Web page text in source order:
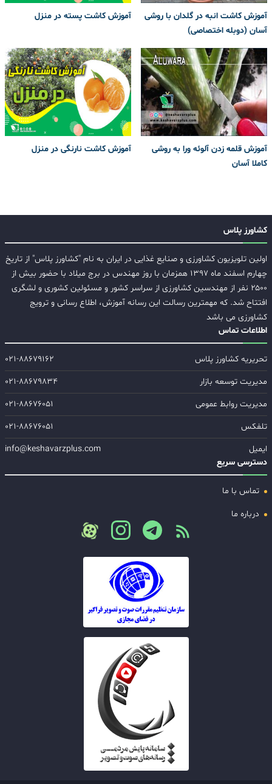
آموزش کاشت انبه در گلدان با روشی
آسان (دوبله اختصاصی)
آموزش کاشت پسته در منزل
آموزش قلمه زدن آلوئه ورا به روشی
کاملا آسان
آموزش کاشت نارنگی در منزل
کشاورز پلاس
اولین تلویزیون کشاورزی و صنایع غذایی در ایران به نام "کشاورز پلاس" از تاریخ
چهارم اسفند ماه ۱۳۹۷ همزمان با روز مهندس در برج میلاد با حضور بیش از
۲۵۰۰ نفر از مهندسین کشاورزی از سراسر کشور و مسئولین کشوری و لشگری
افتتاح شد. که مهمترین رسالت این رسانه آموزش، اطلاع رسانی و ترویج
کشاورزی می باشد
اطلاعات تماس
تحریریه کشاورز پلاس
۰۲۱-۸۸۶۷۹۱۶۲
مدیریت توسعه بازار
۰۲۱-۸۸۶۷۹۸۳۴
مدیریت روابط عمومی
۰۲۱-۸۸۶۷۶۰۵۱
تلفکس
۰۲۱-۸۸۶۷۶۰۵۱
ایمیل
info@keshavarzplus.com
دسترسی سریع
تماس با ما
درباره ما